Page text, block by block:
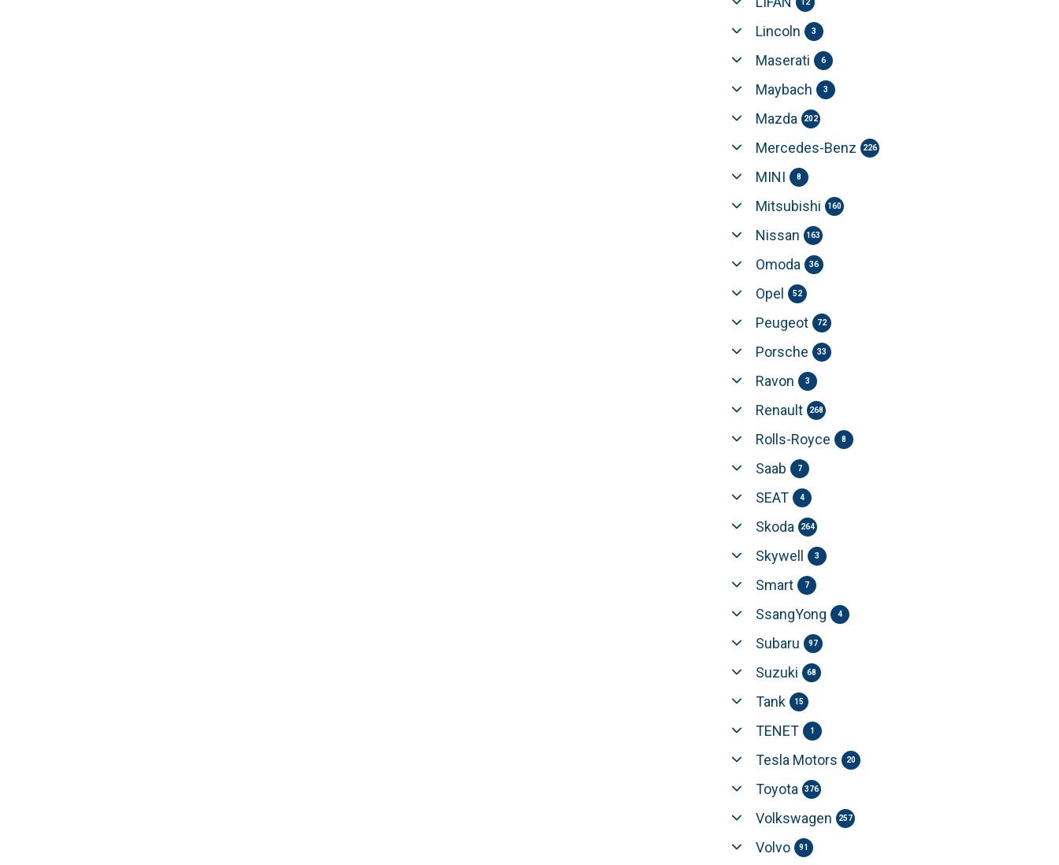
12
Lincoln 3
Maserati 6
Maybach 3
Mazda 202
Mercedes-Benz 226
MINI 8
Mitsubishi 160
Nissan 163
Omoda 36
Opel 52
Peugeot 72
Porsche 33
Ravon 3
Renault 268
Rolls-Royce 8
Saab 7
SEAT 4
Skoda 264
Skywell 3
Smart 7
SsangYong 4
Subaru 97
Suzuki 68
Tank 15
TENET 1
Tesla Motors 20
Toyota 376
Volkswagen 257
Volvo 91